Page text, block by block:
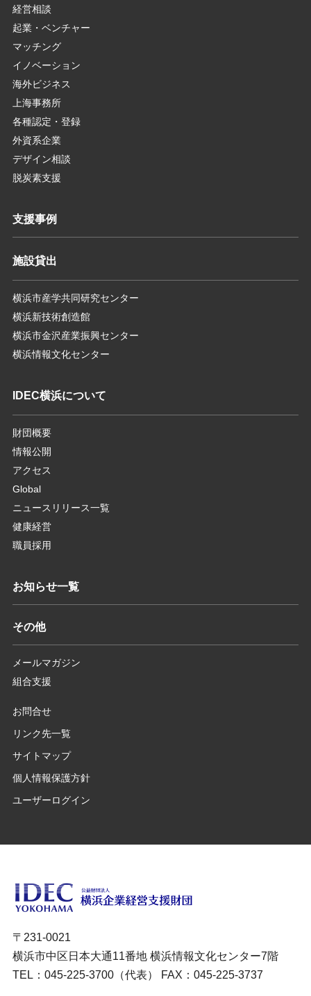
経営相談
起業・ベンチャー
マッチング
イノベーション
海外ビジネス
上海事務所
各種認定・登録
外資系企業
デザイン相談
脱炭素支援
支援事例
施設貸出
横浜市産学共同研究センター
横浜新技術創造館
横浜市金沢産業振興センター
横浜情報文化センター
IDEC横浜について
財団概要
情報公開
アクセス
Global
ニュースリリース一覧
健康経営
職員採用
お知らせ一覧
その他
メールマガジン
組合支援
お問合せ
リンク先一覧
サイトマップ
個人情報保護方針
ユーザーログイン
〒231-0021
横浜市中区日本大通11番地 横浜情報文化センター7階
TEL：045-225-3700（代表） FAX：045-225-3737